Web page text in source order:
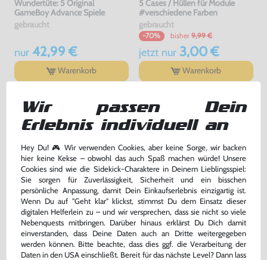
Wundertüte: 5 Original
GameBoy Advance Spiele
gebraucht
nur42,99 €
Warenkorb
5 Cases / Hüllen für Module
#verschiedene Farben
gebraucht
-70% bisher 9,99 €
jetzt nur3,00 €
Warenkorb
Kopfhörer Adapter Klinke 3,5 GB
Advance / GBA SP
ohne OVP, NEU
-30% bisher 5,00 €
Konsole #pink - rosa / Clear Red
gebraucht, NEUWERTIG
Wir passen Dein
Erlebnis individuell an
Hey Du! 🎮 Wir verwenden Cookies, aber keine Sorge, wir backen
hier keine Kekse – obwohl das auch Spaß machen würde! Unsere
Cookies sind wie die Sidekick-Charaktere in Deinem Lieblingsspiel:
Sie sorgen für Zuverlässigkeit, Sicherheit und ein bisschen
persönliche Anpassung, damit Dein Einkaufserlebnis einzigartig ist.
Wenn Du auf "Geht klar" klickst, stimmst Du dem Einsatz dieser
digitalen Helferlein zu – und wir versprechen, dass sie nicht so viele
Nebenquests mitbringen. Darüber hinaus erklärst Du Dich damit
einverstanden, dass Deine Daten auch an Dritte weitergegeben
werden können. Bitte beachte, dass dies ggf. die Verarbeitung der
Daten in den USA einschließt. Bereit für das nächste Level? Dann lass